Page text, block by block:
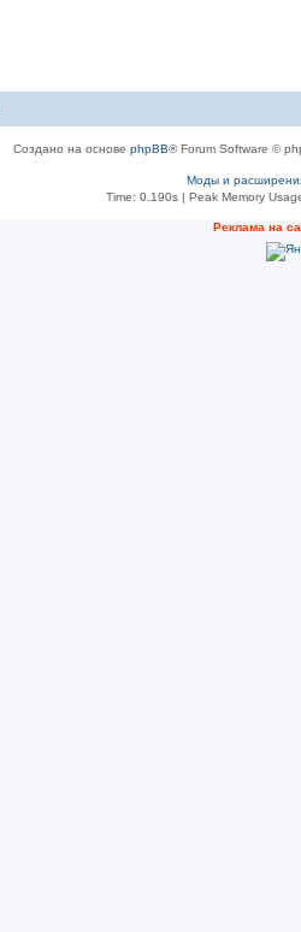
Создано на основе phpBB® Forum Software ©
Моды и
Time: 0.190s| Peak Memory
Рeклама на